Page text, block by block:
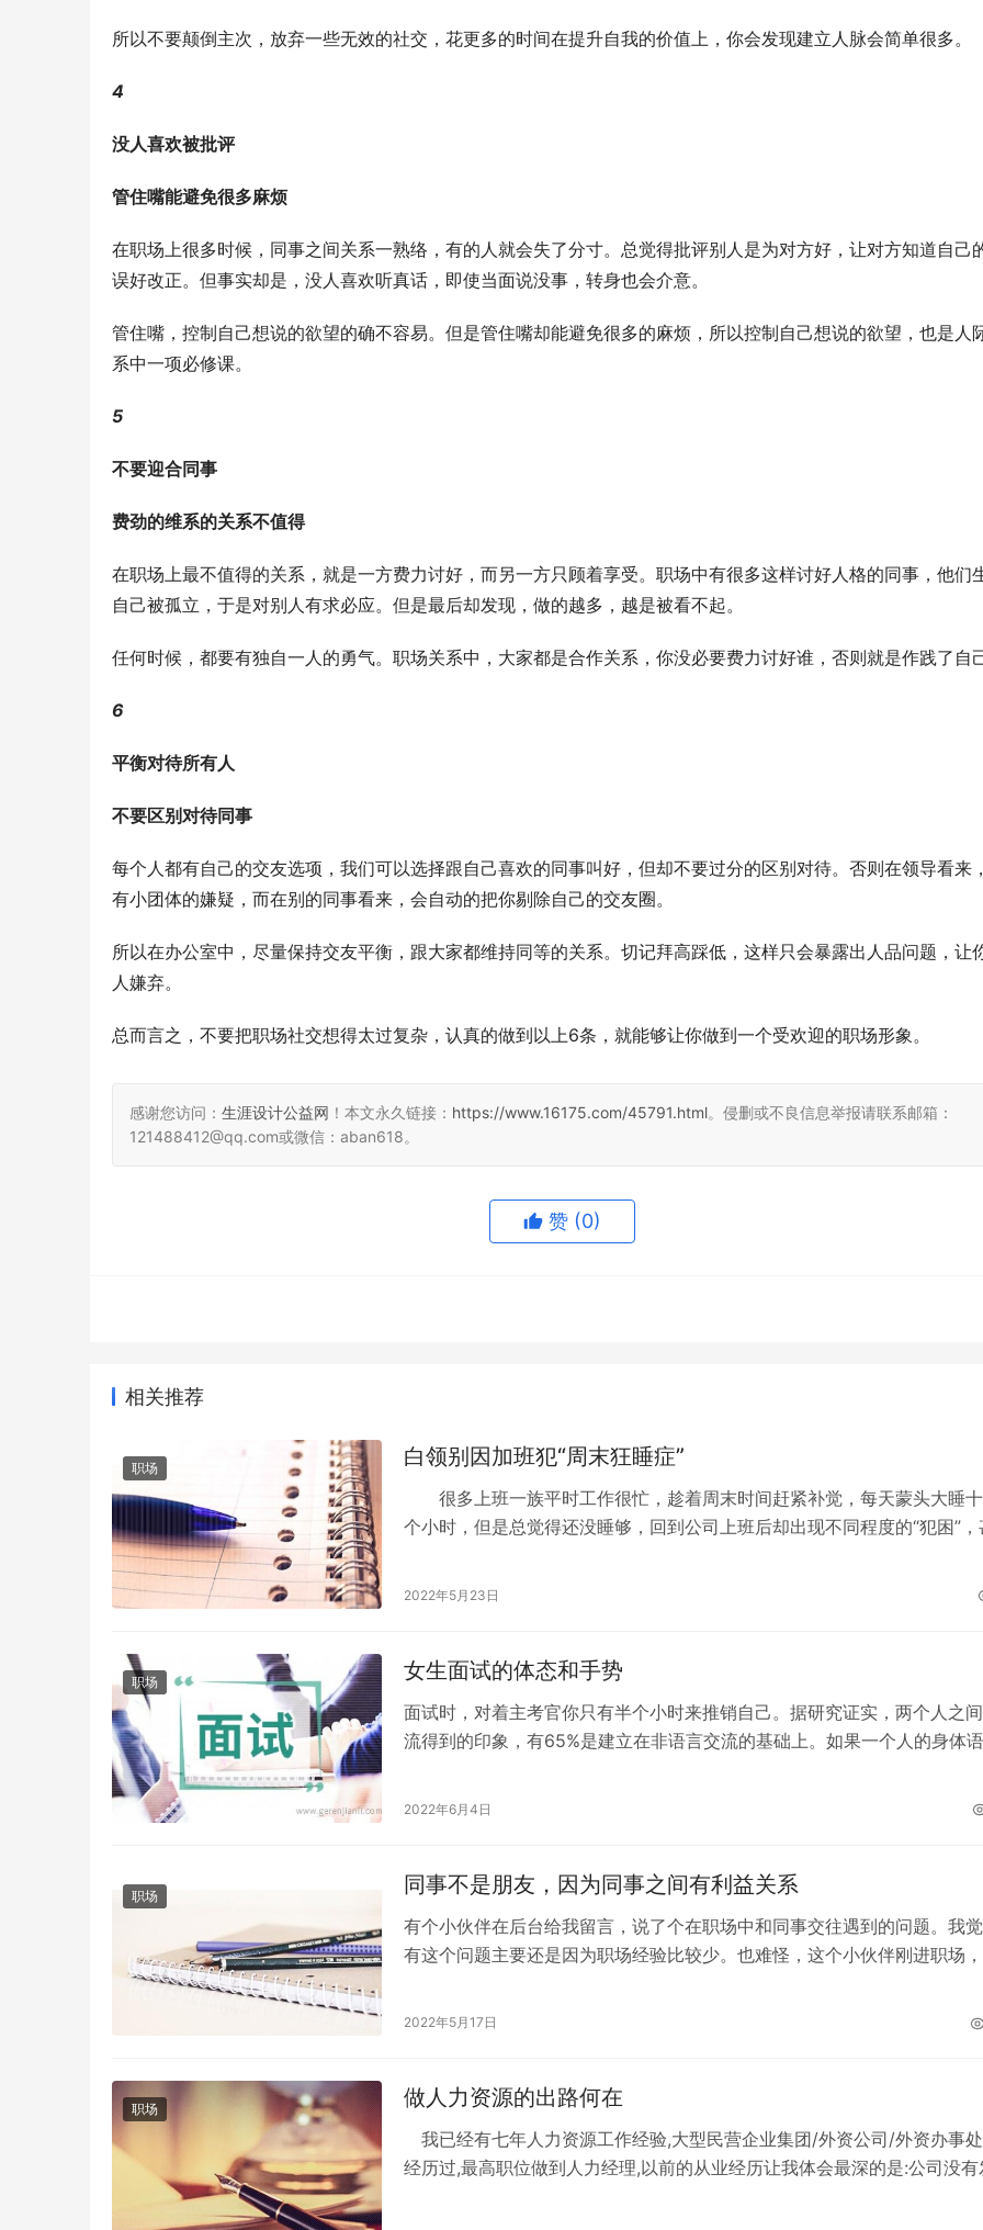
所以不要颠倒主次，放弃一些无效的社交，花更多的时间在提升自我的价值上，你会发现建立人脉会简单很多。
4
没人喜欢被批评
管住嘴能避免很多麻烦
在职场上很多时候，同事之间关系一熟络，有的人就会失了分寸。总觉得批评别人是为对方好，让对方知道自己
误好改正。但事实却是，没人喜欢听真话，即使当面说没事，转身也会介意。
管住嘴，控制自己想说的欲望的确不容易。但是管住嘴却能避免很多的麻烦，所以控制自己想说的欲望，也是人
系中一项必修课。
5
不要迎合同事
费劲的维系的关系不值得
在职场上最不值得的关系，就是一方费力讨好，而另一方只顾着享受。职场中有很多这样讨好人格的同事，他们
自己被孤立，于是对别人有求必应。但是最后却发现，做的越多，越是被看不起。
任何时候，都要有独自一人的勇气。职场关系中，大家都是合作关系，你没必要费力讨好谁，否则就是作践了自己
6
平衡对待所有人
不要区别对待同事
每个人都有自己的交友选项，我们可以选择跟自己喜欢的同事叫好，但却不要过分的区别对待。否则在领导看来
有小团体的嫌疑，而在别的同事看来，会自动的把你剔除自己的交友圈。
所以在办公室中，尽量保持交友平衡，跟大家都维持同等的关系。切记拜高踩低，这样只会暴露出人品问题，让
人嫌弃。
总而言之，不要把职场社交想得太过复杂，认真的做到以上6条，就能够让你做到一个受欢迎的职场形象。
感谢您访问： 生涯设计公益网 ！本文永久链接： https://www.16175.com/45791.html。侵删或不良信息举报请联系邮箱：
121488412@qq.com或微信：aban618。
赞 (0)
相关推荐
职场 白领别因加班犯“周末狂睡症”
很多上班一族平时工作很忙，趁着周末时间赶紧补觉，每天蒙头大睡
个小时，但是总觉得还没睡够，回到公司上班后却出现不同程度的“犯困”，
2022年5月23日
职场 女生面试的体态和手势
面试时，对着主考官你只有半个小时来推销自己。据研究证实，两个人之
流得到的印象，有65%是建立在非语言交流的基础上。如果一个人的身体
2022年6月4日
职场 同事不是朋友，因为同事之间有利益关系
有个小伙伴在后台给我留言，说了个在职场中和同事交往遇到的问题。我
有这个问题主要还是因为职场经验比较少。也难怪，这个小伙伴刚进职场，
2022年5月17日
职场 做人力资源的出路何在
我已经有七年人力资源工作经验,大型民营企业集团/外资公司/外资办事
经历过,最高职位做到人力经理,以前的从业经历让我体会最深的是:公司没有